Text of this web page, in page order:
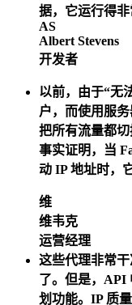
据，它运行得非
AS
Albert Stevens
开发者
以前，由于“无
户，而使用服
把所有流量都切
事实证明，当
动 IP 地址时，
维
维韦克
运营经理
这些代理非常
了。但是，API
划功能。IP 质